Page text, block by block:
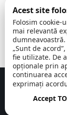
08:00 -
16:30
, vineri:
08:00 -
14:00
Comuna
Concept
Acest site
Folosim
mai relevantă
„Sunt de
fie utilizate. De
opționale prin
continuarea
exprimați
Accept